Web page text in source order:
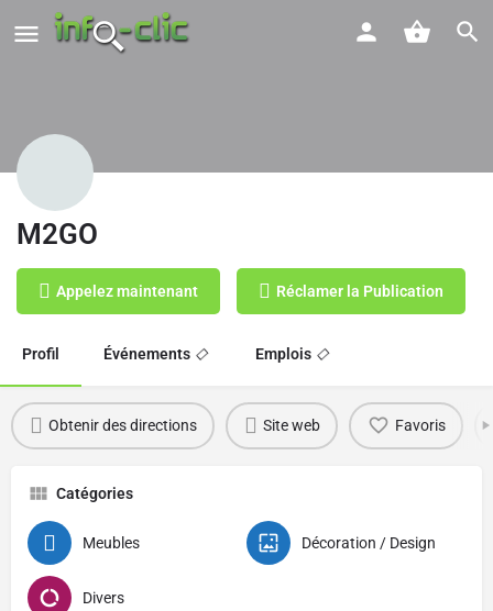
M2GO
Appelez maintenant Réclamer la Publication
Profil Événements Emplois
Obtenir des directions Site web Favoris
Catégories
Meubles Décoration / Design
Divers